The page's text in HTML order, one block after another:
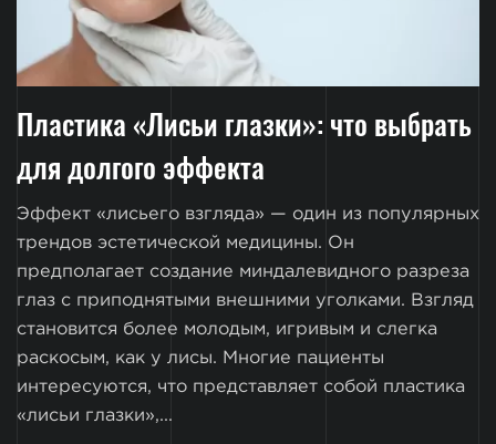
Пластика «Лисьи глазки»: что выбрать
для долгого эффекта
Эффект «лисьего взгляда» — один из популярных
трендов эстетической медицины. Он
предполагает создание миндалевидного разреза
глаз с приподнятыми внешними уголками. Взгляд
становится более молодым, игривым и слегка
раскосым, как у лисы. Многие пациенты
интересуются, что представляет собой пластика
«лисьи глазки»,...